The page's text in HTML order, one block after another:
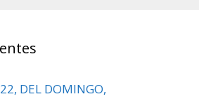
DEL DOMINGO,